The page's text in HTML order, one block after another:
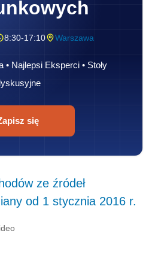
8:30-17:10 Warszawa
Najlepsi Eksperci • Stoły
się
ze źródeł
od 1 stycznia 2016 r.